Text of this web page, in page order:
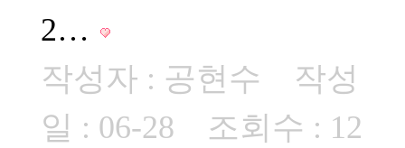
2…
작성자 : 공현수 작성
일 : 06-28 조회수 : 12